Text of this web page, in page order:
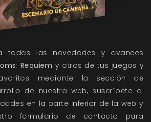
todas las novedades y avances
Requiem y otros de tus juegos y
mediante la sección de
de nuestra web, suscríbete al
en la parte inferior de la web y
formulario de contacto para